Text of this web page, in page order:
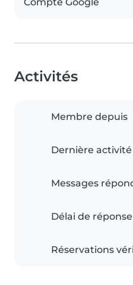
Activités
Membre depuis
Dernière activité
Messages
Délai de
Réservations